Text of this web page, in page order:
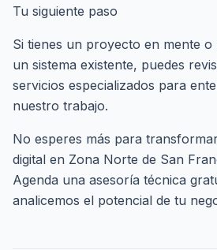
Tu siguiente paso
Si tienes un proyecto en mente o
un sistema existente, puedes
servicios especializados para
nuestro trabajo.
No esperes más para
digital en Zona Norte de San
Agenda una asesoría técnica
analicemos el potencial de tu